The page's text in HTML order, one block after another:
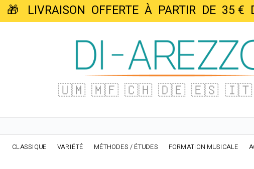
🎁 LIVRAISON OFFERTE À PARTIR DE 35
🇺🇲 🇲🇫 🇨🇭 🇩🇪 🇪🇸 🇮🇹
CLASSIQUE VARIÉTÉ MÉTHODES / ÉTUDES FORMATION MUSICALE